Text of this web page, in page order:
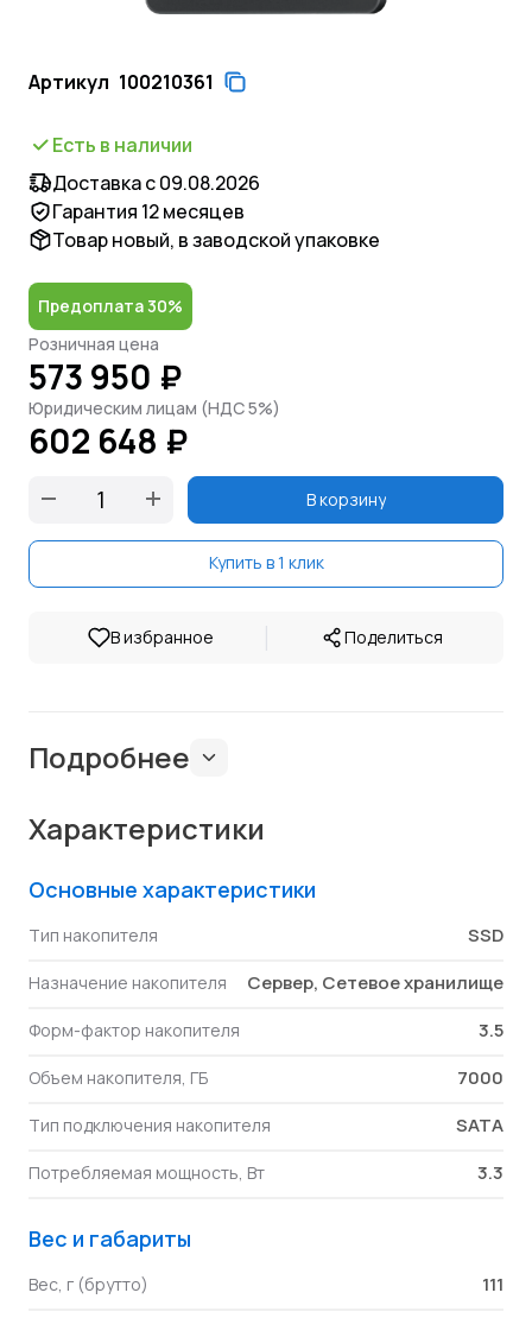
Артикул 100210361
Есть в наличии
Доставка с 09.08.2026
Гарантия 12 месяцев
Товар новый, в заводской упаковке
Предоплата 30%
Розничная цена
573 950 ₽
Юридическим лицам (НДС 5%)
602 648 ₽
В корзину
Купить в 1 клик
В избранное | Поделиться
Подробнее
Характеристики
Основные характеристики
Тип накопителя SSD
Назначение накопителя Сервер, Сетевое хранилище
Форм-фактор накопителя 3.5
Объем накопителя, ГБ 7000
Тип подключения накопителя SATA
Потребляемая мощность, Вт 3.3
Вес и габариты
Вес, г (брутто) 111